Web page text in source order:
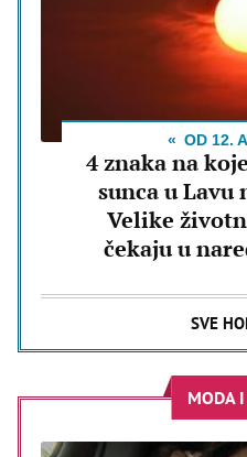
OD 12.
4 znaka na
sunca u
Velike
čekaju u
SVE
MODA